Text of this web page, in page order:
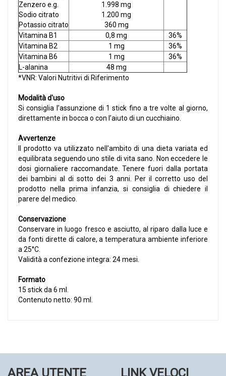
Zenzero e.g.
Sodio citrato
Potassio citrato
1.998 mg
1.200 mg
360 mg
Vitamina B1
0,8 mg
36%
Vitamina B2
1 mg
36%
Vitamina B6
1 mg
36%
L-alanina
48 mg
*VNR: Valori Nutritivi di Riferimento
Modalità d'uso
Si consiglia l’assunzione di 1 stick fino a tre volte al giorno,
direttamente in bocca o con l’aiuto di un cucchiaino.
Avvertenze
Il prodotto va utilizzato nell'ambito di una dieta variata ed
equilibrata seguendo uno stile di vita sano. Non eccedere le
dosi giornaliere raccomandate. Tenere fuori dalla portata
dei bambini al di sotto dei 3 anni. Per il corretto uso del
prodotto nella prima infanzia, si consiglia di chiedere il
parere del medico.
Conservazione
Conservare in luogo fresco e asciutto, al riparo dalla luce e
da fonti dirette di calore, a temperatura ambiente inferiore
a 25°C.
Validità a confezione integra: 24 mesi.
Formato
15 stick da 6 ml.
Contenuto netto: 90 ml.